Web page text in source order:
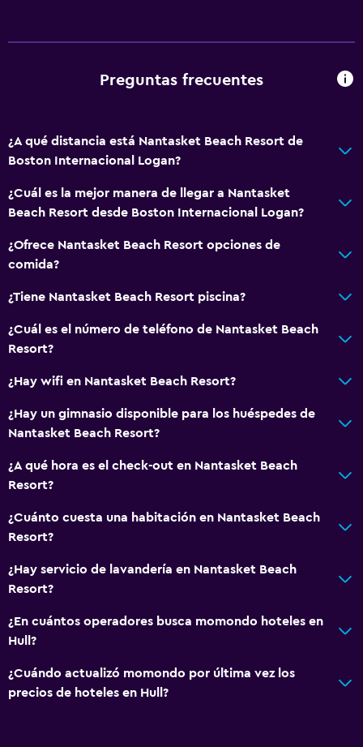
Preguntas frecuentes
¿A qué distancia está Nantasket Beach Resort de
Boston Internacional Logan?
¿Cuál es la mejor manera de llegar a Nantasket
Beach Resort desde Boston Internacional Logan?
¿Ofrece Nantasket Beach Resort opciones de
comida?
¿Tiene Nantasket Beach Resort piscina?
¿Cuál es el número de teléfono de Nantasket Beach
Resort?
¿Hay wifi en Nantasket Beach Resort?
¿Hay un gimnasio disponible para los huéspedes de
Nantasket Beach Resort?
¿A qué hora es el check-out en Nantasket Beach
Resort?
¿Cuánto cuesta una habitación en Nantasket Beach
Resort?
¿Hay servicio de lavandería en Nantasket Beach
Resort?
¿En cuántos operadores busca momondo hoteles en
Hull?
¿Cuándo actualizó momondo por última vez los
precios de hoteles en Hull?